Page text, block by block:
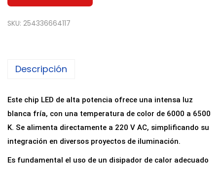
SKU: 254336664117
Descripción
Este chip LED de alta potencia ofrece una intensa luz
blanca fría, con una temperatura de color de 6000 a 6500
K. Se alimenta directamente a 220 V AC, simplificando su
integración en diversos proyectos de iluminación.
Es fundamental el uso de un disipador de calor adecuado